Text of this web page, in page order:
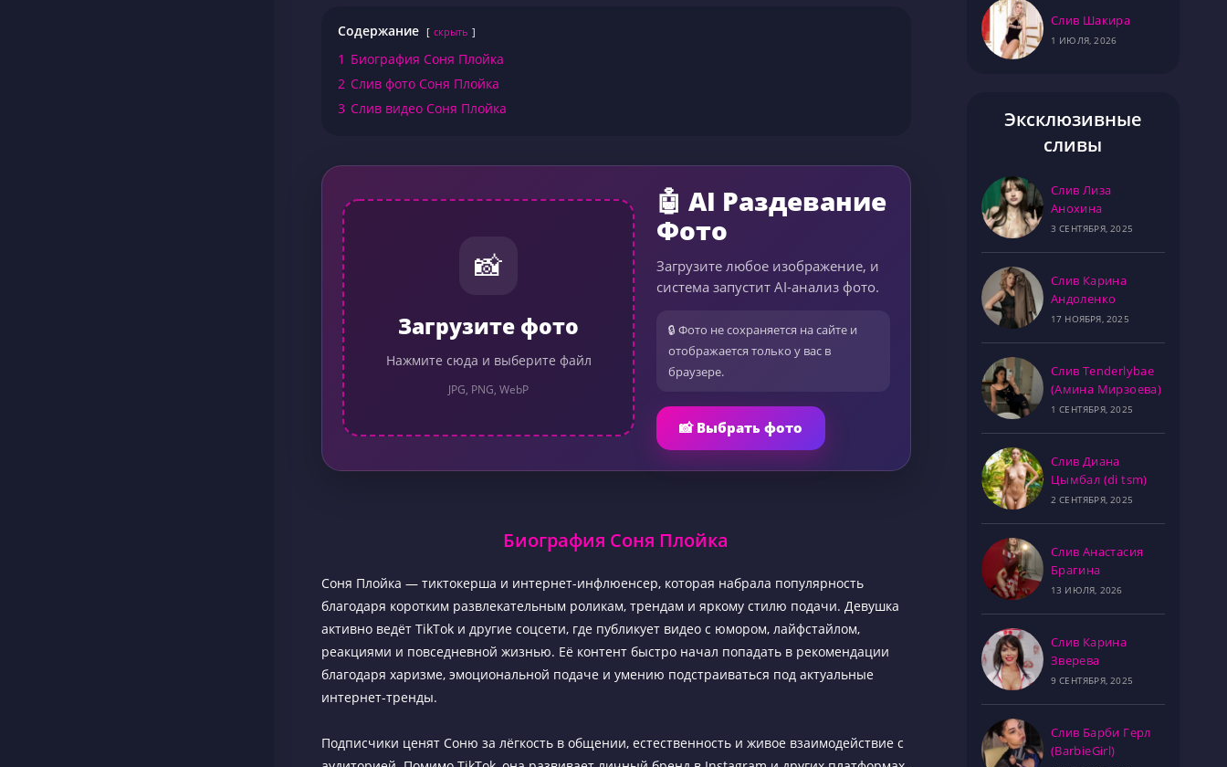
Содержание скрыть
1 Биография Соня Плойка
2 Слив фото Соня Плойка
3 Слив видео Соня Плойка
📸
Загрузите фото
Нажмите сюда и выберите файл
JPG, PNG, WebP
🤖 AI Раздевание
Фото
Загрузите любое изображение, и
система запустит AI-анализ фото.
🔒 Фото не сохраняется на сайте и
отображается только у вас в
браузере.
📸 Выбрать фото
Биография Соня Плойка
Соня Плойка — тиктокерша и интернет-инфлюенсер, которая набрала популярность
благодаря коротким развлекательным роликам, трендам и яркому стилю подачи. Девушка
активно ведёт TikTok и другие соцсети, где публикует видео с юмором, лайфстайлом,
реакциями и повседневной жизнью. Её контент быстро начал попадать в рекомендации
благодаря харизме, эмоциональной подаче и умению подстраиваться под актуальные
интернет-тренды.
Подписчики ценят Соню за лёгкость в общении, естественность и живое взаимодействие с
Слив Шакира
1 ИЮЛЯ, 2026
Эксклюзивные
сливы
Слив Лиза
Анохина
3 СЕНТЯБРЯ, 2025
Слив Карина
Андоленко
17 НОЯБРЯ, 2025
Слив Tenderlybae
(Амина Мирзоева)
1 СЕНТЯБРЯ, 2025
Слив Диана
Цымбал (di tsm)
2 СЕНТЯБРЯ, 2025
Слив Анастасия
Брагина
13 ИЮЛЯ, 2026
Слив Карина
Зверева
9 СЕНТЯБРЯ, 2025
Слив Барби Герл
(BarbieGirl)